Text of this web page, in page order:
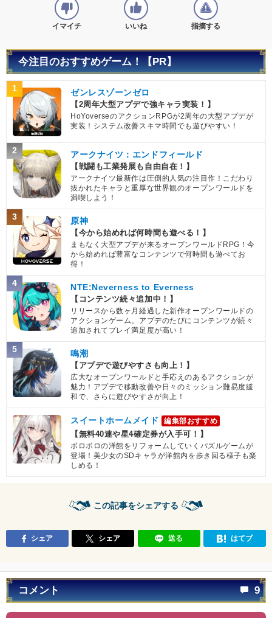
イマイチ いいね 指摘する
今注目のおすすめゲーム！【PR】
1 ゼンレスゾーンゼロ
【2周年大型アプデで強キャラ実装！】
HoYoverseのアクションRPGが2周年の大型アプデが
実装！システム改善スキマ時間でも遊びやすい！
2 アークナイツ：エンドフィールド
【戦闘も工業発展も自由自在！】
アークナイツ最新作は圧倒的人気の注目作！こだわり
抜かれたキャラと重厚な世界観のオープンワールドを
満喫しよう！
3 原神
【今から始めれば何時間も遊べる！】
まもなく大型アプデが来るオープンワールドRPG！今
から始めれば豊富なコンテンツで何時間も遊べてお
得！
4 NTE:Neverness to Everness
【コンテンツ続々追加中！】
リリースから数ヶ月経過した新作オープンワールドの
アクションゲーム。アプデのたびにコンテンツが続々
追加されてプレイ満足度が高い！
5 鳴潮
【アプデで遊びやすさも向上！】
広大なオープンワールドと手応えのあるアクションが
魅力！アプデで移動改善や日々のミッション難易度緩
和で、さらに遊びやすさが向上！
スイートホームメイド 編集部おすすめ
【無料40連や星4確定券が入手可！】
ボロボロの洋館をリフォームしていくパズルゲームが
登場！美少女のSDキャラが洋館内を歩き回る様子も楽
しめる！
この記事をシェアする
シェア シェア 送る はてブ
コメント 9